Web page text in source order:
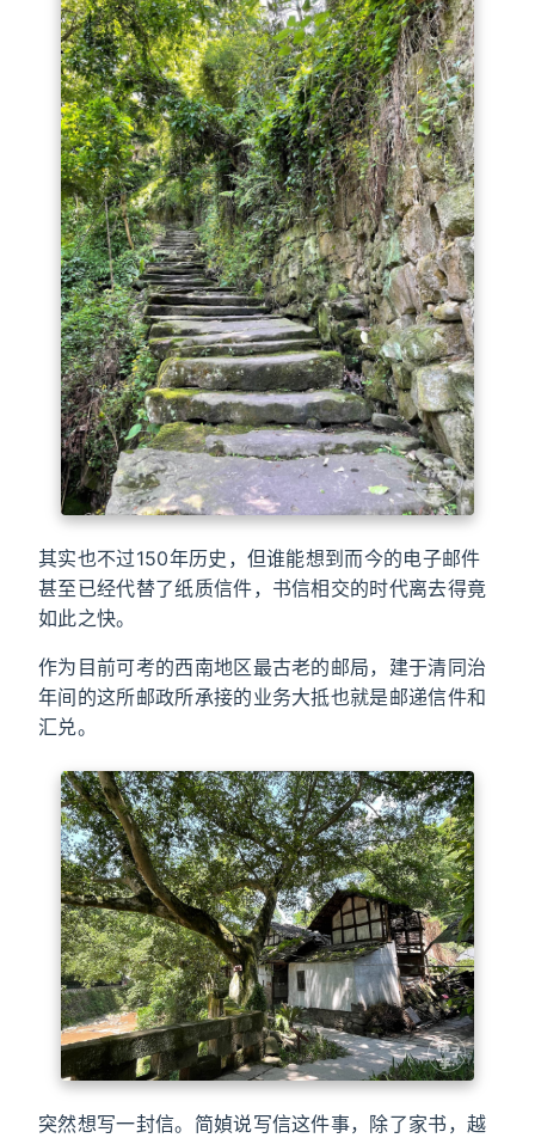
其实也不过150年历史，但谁能想到而今的电子邮件
甚至已经代替了纸质信件，书信相交的时代离去得竟
如此之快。
作为目前可考的西南地区最古老的邮局，建于清同治
年间的这所邮政所承接的业务大抵也就是邮递信件和
汇兑。
突然想写一封信。简媜说写信这件事，除了家书，越